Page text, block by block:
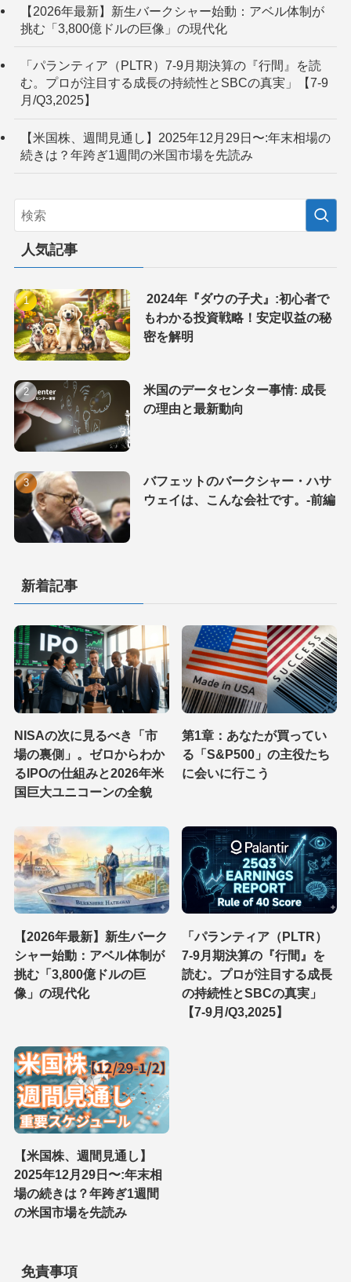
【2026年最新】新生バークシャー始動：アベル体制が
挑む「3,800億ドルの巨像」の現代化
「パランティア（PLTR）7-9月期決算の『行間』を読
む。プロが注目する成長の持続性とSBCの真実」【7-9
月/Q3,2025】
【米国株、週間見通し】2025年12月29日〜:年末相場の
続きは？年跨ぎ1週間の米国市場を先読み
人気記事
2024年『ダウの子犬』:初心者で
もわかる投資戦略！安定収益の秘
密を解明
米国のデータセンター事情: 成長
の理由と最新動向
バフェットのバークシャー・ハサ
ウェイは、こんな会社です。-前編
新着記事
NISAの次に見るべき「市
場の裏側」。ゼロからわか
るIPOの仕組みと2026年米
国巨大ユニコーンの全貌
第1章：あなたが買ってい
る「S&P500」の主役たち
に会いに行こう
【2026年最新】新生バーク
シャー始動：アベル体制が
挑む「3,800億ドルの巨
像」の現代化
「パランティア（PLTR）
7-9月期決算の『行間』を
読む。プロが注目する成長
の持続性とSBCの真実」
【7-9月/Q3,2025】
【米国株、週間見通し】
2025年12月29日〜:年末相
場の続きは？年跨ぎ1週間
の米国市場を先読み
免責事項